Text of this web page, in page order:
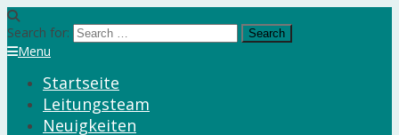
Search for:
Menu
Startseite
Leitungsteam
Neuigkeiten